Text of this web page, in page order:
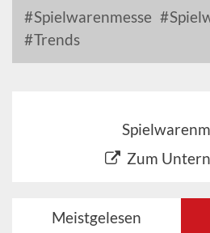
Spielwarenmesse
Trends
Zum
Meistgelesen